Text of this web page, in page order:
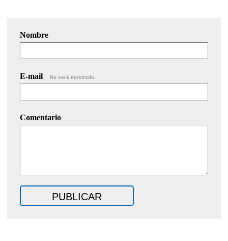
Nombre
E-mail No será mostrado.
Comentario